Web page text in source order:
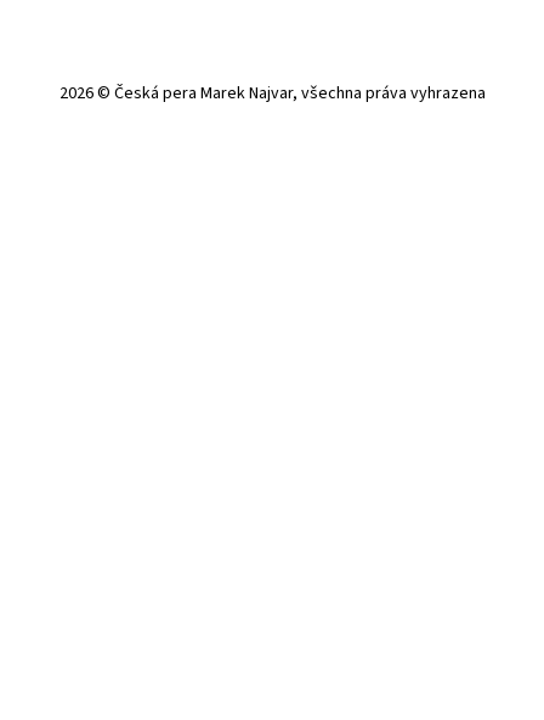
2026 © Česká pera Marek Najvar, všechna práva vyhrazena